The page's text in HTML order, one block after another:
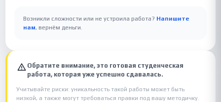
Возникли сложности или не устроила работа? Напишите
нам, вернём деньги.
Обратите внимание, это готовая студенческая
работа, которая уже успешно сдавалась.
Учитывайте риски: уникальность такой работы может быть
низкой, а также могут требоваться правки под вашу методичку.